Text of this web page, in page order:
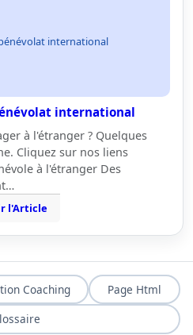
international
international
à l'étranger ? Quelques
Cliquez sur nos liens
à l'étranger Des
l'Article
Coaching
Page Html